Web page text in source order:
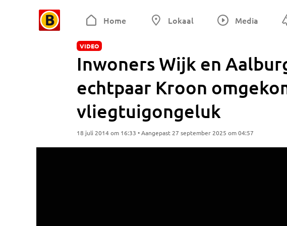
Home Lokaal Media
VIDEO
Inwoners Wijk en
echtpaar Kroon
vliegtuigongeluk
18 juli 2014 om 16:33 • Aangepast 27 september 2025 om 04:57